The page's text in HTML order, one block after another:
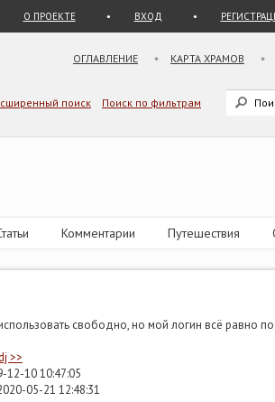
О ПРОЕКТЕ ВХОД
ОГЛАВЛЕНИЕ КАРТА ХРАМОВ
поиск Поиск по фильтрам
Комментарии Путешествия
свободно, но мой логин всё равно по
>>
12-10 10:47:05
05-21 12:48:31